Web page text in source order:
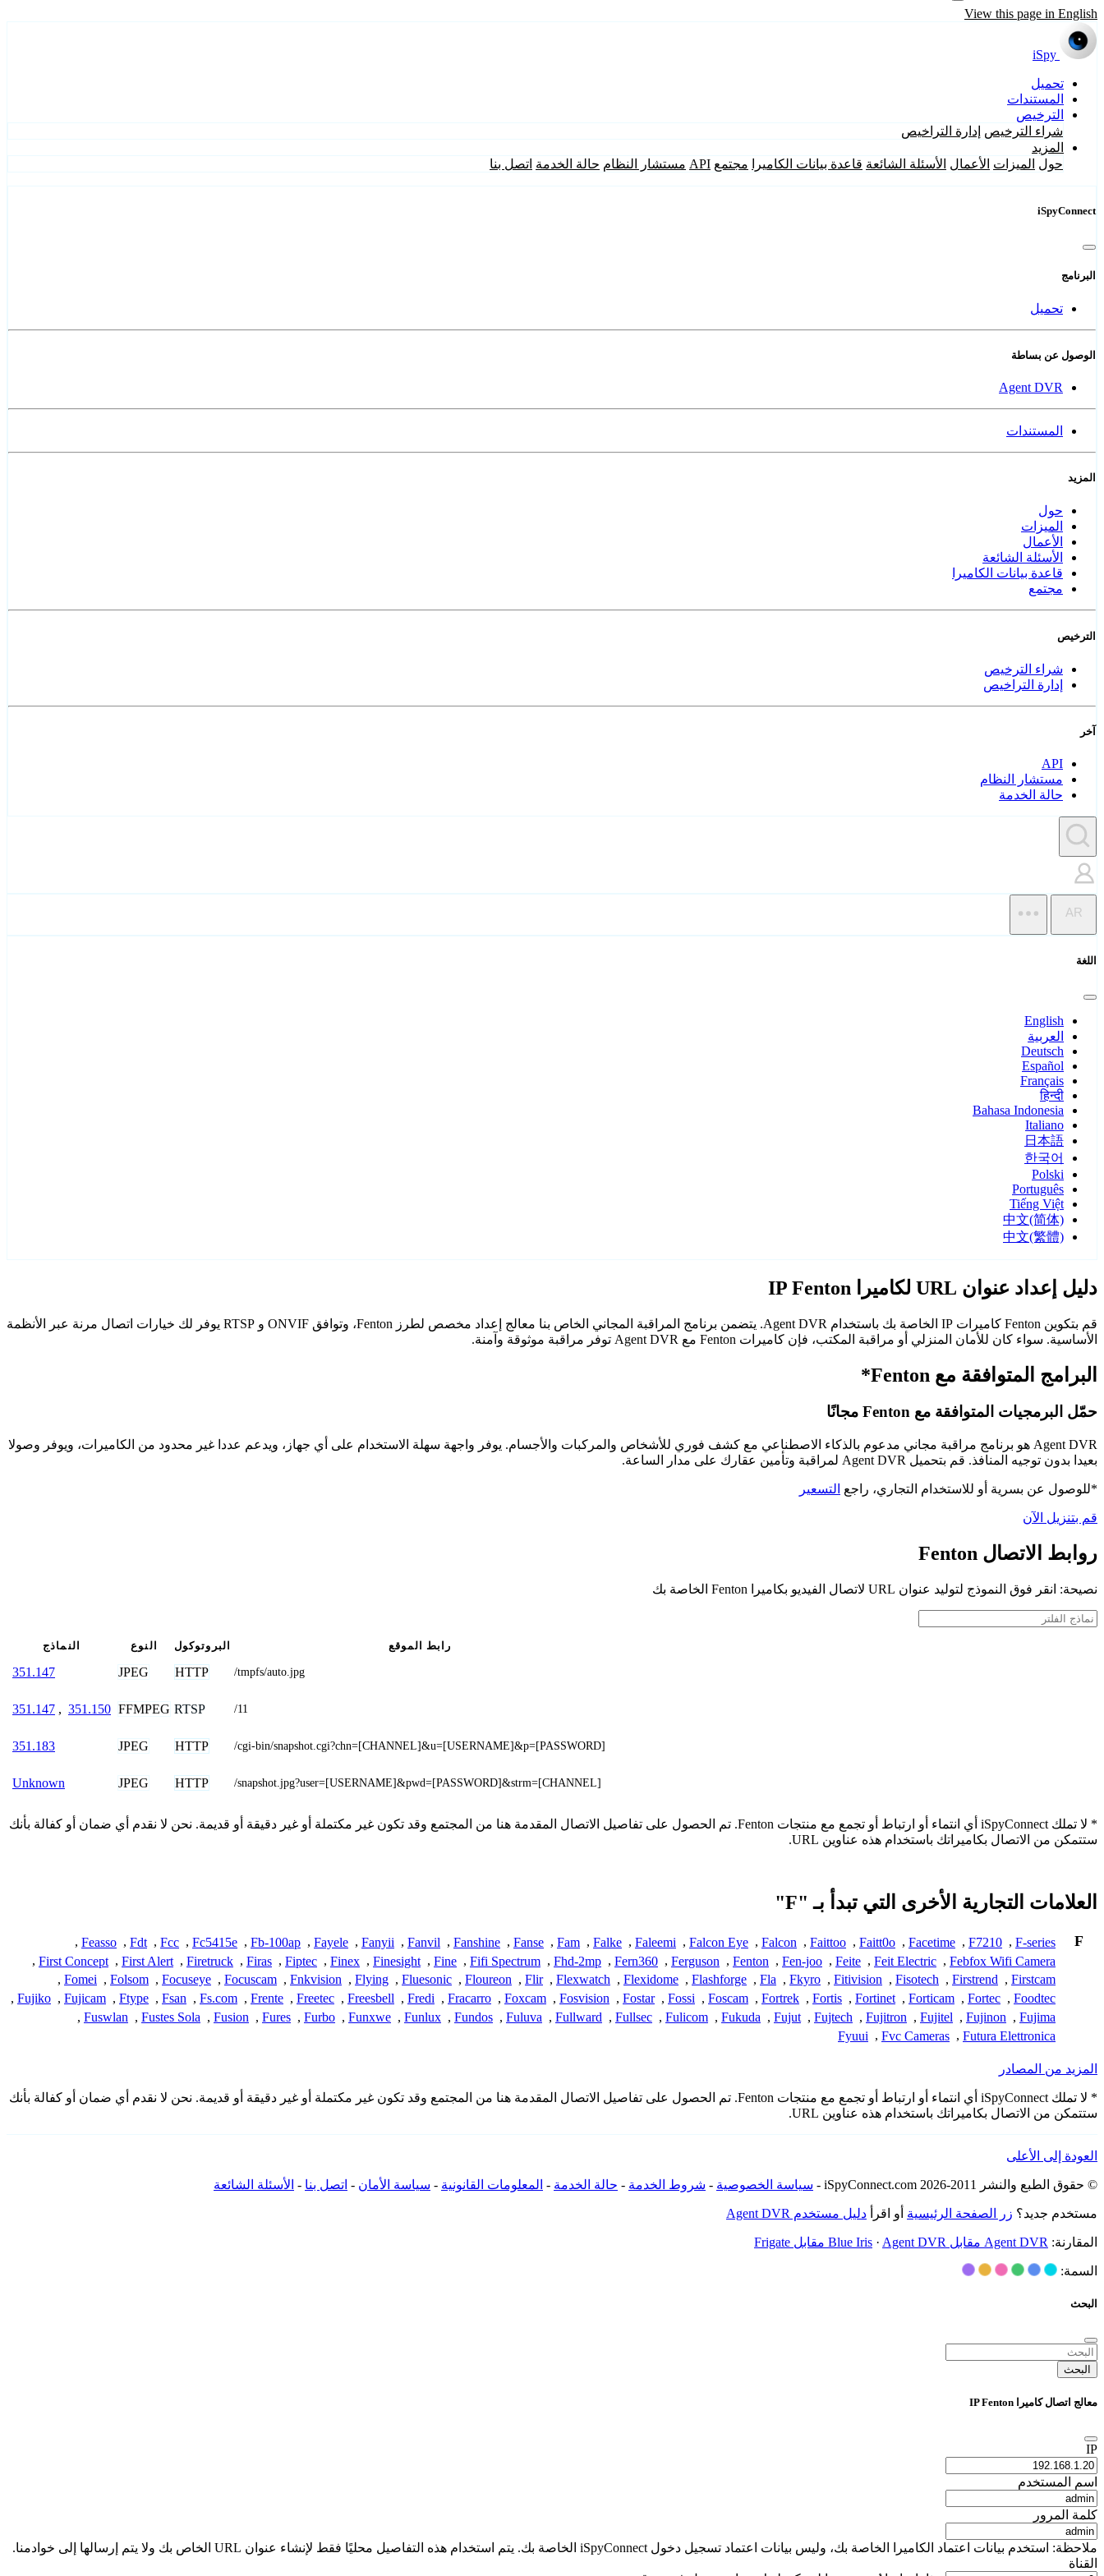
View this page in English
iSpy
تحميل
المستندات
الترخيص
شراء الترخيص إدارة التراخيص
المزيد
حول الميزات الأعمال الأسئلة الشائعة قاعدة بيانات الكاميرا مجتمع API مستشار النظام حالة الخدمة اتصل بنا
iSpyConnect
البرنامج
تحميل
الوصول عن بساطة
Agent DVR
المستندات
المزيد
حول
الميزات
الأعمال
الأسئلة الشائعة
قاعدة بيانات الكاميرا
مجتمع
الترخيص
شراء الترخيص
إدارة التراخيص
آخر
API
مستشار النظام
حالة الخدمة
AR
اللغة
English
العربية
Deutsch
Español
Français
हिन्दी
Bahasa Indonesia
Italiano
日本語
한국어
Polski
Português
Tiếng Việt
中文(简体)
中文(繁體)
دليل إعداد عنوان URL لكاميرا IP Fenton
قم بتكوين Fenton كاميرات IP الخاصة بك باستخدام Agent DVR. يتضمن برنامج المراقبة المجاني الخاص بنا معالج إعداد مخصص لطرز Fenton، وتوافق ONVIF و RTSP يوفر لك خيارات اتصال مرنة عبر الأنظمة
الأساسية. سواء كان للأمان المنزلي أو مراقبة المكتب، فإن كاميرات Fenton مع Agent DVR توفر مراقبة موثوقة وآمنة.
البرامج المتوافقة مع Fenton*
حمّل البرمجيات المتوافقة مع Fenton مجانًا
Agent DVR هو برنامج مراقبة مجاني مدعوم بالذكاء الاصطناعي مع كشف فوري للأشخاص والمركبات والأجسام. يوفر واجهة سهلة الاستخدام على أي جهاز، ويدعم عددا غير محدود من الكاميرات، ويوفر وصولا
بعيدا بدون توجيه المنافذ. قم بتحميل Agent DVR لمراقبة وتأمين عقارك على مدار الساعة.
*للوصول عن بسرية أو للاستخدام التجاري، راجع التسعير
قم بتنزيل الآن
روابط الاتصال Fenton
نصيحة: انقر فوق النموذج لتوليد عنوان URL لاتصال الفيديو بكاميرا Fenton الخاصة بك
النماذج النوع البروتوكول رابط الموقع
351.147 JPEG HTTP /tmpfs/auto.jpg
351.147 , 351.150 FFMPEG RTSP /11
351.183 JPEG HTTP /cgi-bin/snapshot.cgi?chn=[CHANNEL]&u=[USERNAME]&p=[PASSWORD]
Unknown JPEG HTTP /snapshot.jpg?user=[USERNAME]&pwd=[PASSWORD]&strm=[CHANNEL]
* لا تملك iSpyConnect أي انتماء أو ارتباط أو تجمع مع منتجات Fenton. تم الحصول على تفاصيل الاتصال المقدمة هنا من المجتمع وقد تكون غير مكتملة أو غير دقيقة أو قديمة. نحن لا نقدم أي ضمان أو كفالة بأنك
ستتمكن من الاتصال بكاميراتك باستخدام هذه عناوين URL.
العلامات التجارية الأخرى التي تبدأ بـ "F"
F
F-series
,
F7210
,
Facetime
,
Faitt0o
,
Faittoo
,
Falcon
,
Falcon Eye
,
Faleemi
,
Falke
,
Fam
,
Fanse
,
Fanshine
,
Fanvil
,
Fanyii
,
Fayele
,
Fb-100ap
,
Fc5415e
,
Fcc
,
Fdt
,
Feasso
,
Febfox Wifi Camera
,
Feit Electric
,
Feite
,
Fen-joo
,
Fenton
,
Ferguson
,
Fern360
,
Fhd-2mp
,
Fifi Spectrum
,
Fine
,
Finesight
,
Finex
,
Fiptec
,
Firas
,
Firetruck
,
First Alert
,
First Concept
,
Firstcam
,
Firstrend
,
Fisotech
,
Fitivision
,
Fkyro
,
Fla
,
Flashforge
,
Flexidome
,
Flexwatch
,
Flir
,
Floureon
,
Fluesonic
,
Flying
,
Fnkvision
,
Focuscam
,
Focuseye
,
Folsom
,
Fomei
,
Foodtec
,
Fortec
,
Forticam
,
Fortinet
,
Fortis
,
Fortrek
,
Foscam
,
Fossi
,
Fostar
,
Fosvision
,
Foxcam
,
Fracarro
,
Fredi
,
Freesbell
,
Freetec
,
Frente
,
Fs.com
,
Fsan
,
Ftype
,
Fujicam
,
Fujiko
,
Fujima
,
Fujinon
,
Fujitel
,
Fujitron
,
Fujtech
,
Fujut
,
Fukuda
,
Fulicom
,
Fullsec
,
Fullward
,
Fuluva
,
Fundos
,
Funlux
,
Funxwe
,
Furbo
,
Fures
,
Fusion
,
Fustes Sola
,
Fuswlan
,
Futura Elettronica
,
Fvc Cameras
,
Fyuui
المزيد من المصادر
* لا تملك iSpyConnect أي انتماء أو ارتباط أو تجمع مع منتجات Fenton. تم الحصول على تفاصيل الاتصال المقدمة هنا من المجتمع وقد تكون غير مكتملة أو غير دقيقة أو قديمة. نحن لا نقدم أي ضمان أو كفالة بأنك
ستتمكن من الاتصال بكاميراتك باستخدام هذه عناوين URL.
العودة إلى الأعلى
© حقوق الطبع والنشر 2011-2026 iSpyConnect.com - سياسة الخصوصية - شروط الخدمة - حالة الخدمة - المعلومات القانونية - سياسة الأمان - اتصل بنا - الأسئلة الشائعة
مستخدم جديد؟ زر الصفحة الرئيسية أو اقرأ دليل مستخدم Agent DVR
المقارنة: Agent DVR مقابل Blue Iris · Agent DVR مقابل Frigate
السمة:
البحث
البحث
معالج اتصال كاميرا IP Fenton
IP
اسم المستخدم
كلمة المرور
ملاحظة: استخدم بيانات اعتماد الكاميرا الخاصة بك، وليس بيانات اعتماد تسجيل دخول iSpyConnect الخاصة بك. يتم استخدام هذه التفاصيل محليًا فقط لإنشاء عنوان URL الخاص بك ولا يتم إرسالها إلى خوادمنا.
القناة